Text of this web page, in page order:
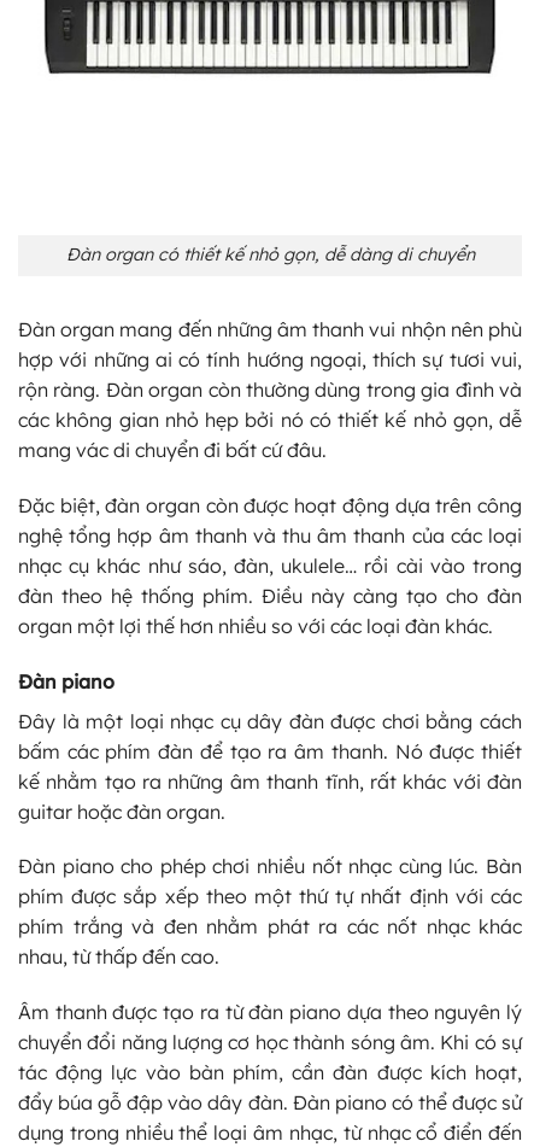
Đàn organ có thiết kế nhỏ gọn, dễ dàng di chuyển
Đàn organ mang đến những âm thanh vui nhộn nên phù
hợp với những ai có tính hướng ngoại, thích sự tươi vui,
rộn ràng. Đàn organ còn thường dùng trong gia đình và
các không gian nhỏ hẹp bởi nó có thiết kế nhỏ gọn, dễ
mang vác di chuyển đi bất cứ đâu.
Đặc biệt, đàn organ còn được hoạt động dựa trên công
nghệ tổng hợp âm thanh và thu âm thanh của các loại
nhạc cụ khác như sáo, đàn, ukulele… rồi cài vào trong
đàn theo hệ thống phím. Điều này càng tạo cho đàn
organ một lợi thế hơn nhiều so với các loại đàn khác.
Đàn piano
Đây là một loại nhạc cụ dây đàn được chơi bằng cách
bấm các phím đàn để tạo ra âm thanh. Nó được thiết
kế nhằm tạo ra những âm thanh tĩnh, rất khác với đàn
guitar hoặc đàn organ.
Đàn piano cho phép chơi nhiều nốt nhạc cùng lúc. Bàn
phím được sắp xếp theo một thứ tự nhất định với các
phím trắng và đen nhằm phát ra các nốt nhạc khác
nhau, từ thấp đến cao.
Âm thanh được tạo ra từ đàn piano dựa theo nguyên lý
chuyển đổi năng lượng cơ học thành sóng âm. Khi có sự
tác động lực vào bàn phím, cần đàn được kích hoạt,
đẩy búa gỗ đập vào dây đàn. Đàn piano có thể được sử
dụng trong nhiều thể loại âm nhạc, từ nhạc cổ điển đến